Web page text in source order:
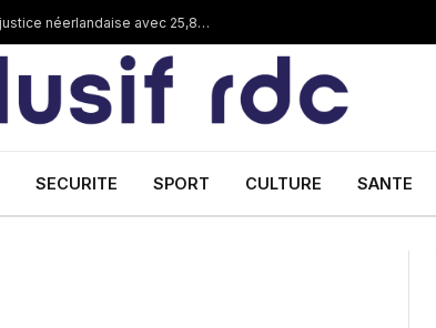
Corruption dans les mines en RDC :Dan Gertler ferme la bouche à la justice néerlandaise avec 25,8 millions €
SECURITE SPORT CULTURE SANTE